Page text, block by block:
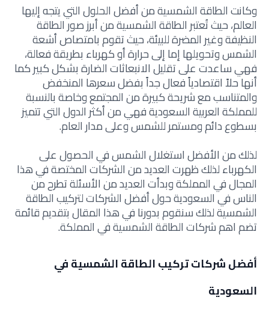
وكانت الطاقة الشمسية من أفضل الحلول التي يتجه إليها
العالم، حيث تُعتبر الطاقة الشمسية من أبرز صور الطاقة
النظيفة وغير المضرة للبيئة، حيث تقوم بامتصاص أشعة
الشمس وتحويلها إما إلى حرارة أو كهرباء بطريقة فعالة،
فهي ساعدت على تقليل الانبعاثات الضارة بشكل كبير كما
أنها حلاً اقتصادياً فعال جداً بفضل سعرها المنخفض
والمتناسب مع شريحة كبيرة من المجتمع وخاصة بالنسبة
للمملكة العربية السعودية فهي من أكثر الدول التي تتميز
بسطوع دائم ومستمر للشمس وعلى مدار العام.
لذلك من الأفضل استغلال الشمس في الحصول على
الكهرباء لذلك ظهرت العديد من الشركات المختصة في هذا
المجال في المملكة وبدأت العديد من الأسئلة تطرح من
الناس في السعودية حول أفضل الشركات لتركيب الطاقة
الشمسية لذلك سنقوم بدورنا في هذا المقال بتقديم قائمة
تضم اهم شركات الطاقة الشمسية في المملكة.
أفضل شركات تركيب الطاقة الشمسية في
السعودية